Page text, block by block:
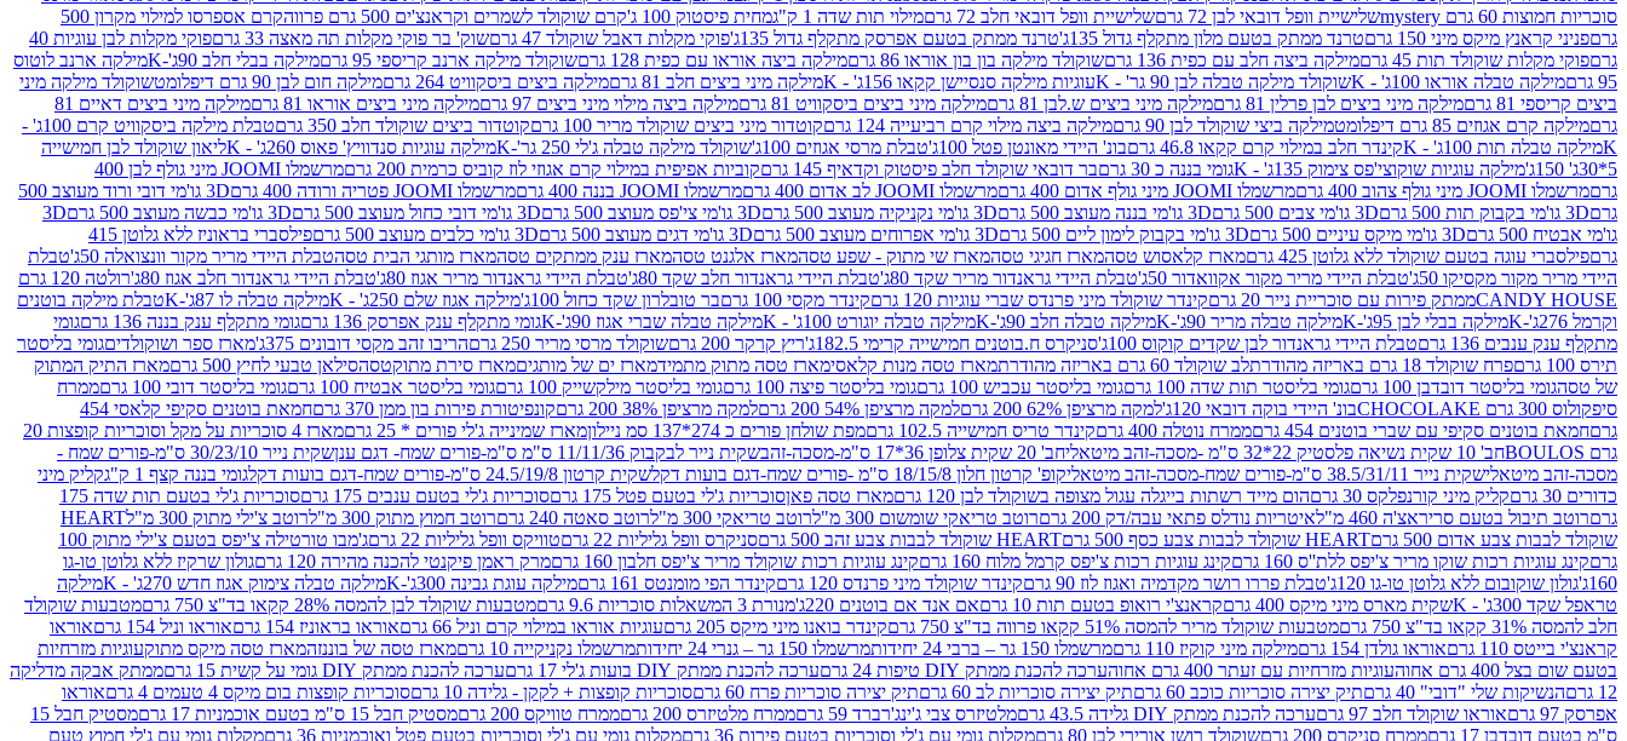
סוכריות חמוצות 60 גרם mystery
שלישיית וופל דובאי לבן 72 גרם שלישיית וופל דובאי חלב 72 גרם מילוי תות שדה 1 ק"ג מחית פיסטוק 100 ג' קרם שוקולד לשמרים וקראנצ'ים 500 גרם פרווה
קרם אספרסו למילוי מקרון 500
גרםפניני קראנץ מיקס מיני 150 גרם טרנד ממתק בטעם מלון מתקלף גדול 135ג' טרנד ממתק בטעם אפרסק מתקלף גדול 135ג' פוקי מקלות דאבל שוקולד 47 גרם שוק' בר פוקי מקלות תה מאצה 33 גרם
פוקי מקלות לבן עוגיות 40
גרםפוקי מקלות שוקולד תות 45 גרם מילקה ביצה חלב עם כפית 136 גרם שוקולד מילקה בון בון אוראו 86 גרם מילקה ביצה אוראו עם כפית 128 גרם שוקולד מילקה ארנב קריספי 95 גרם מילקה בבלי חלב 90ג'-K
מילקה ארנב לוטוס
95 גרם
מילקה טבלה אוראו 100ג' - K שוקולד מילקה טבלה לבן 90 גר' - K עוגיות מילקה סנסיישן קקאו 156ג' - K מילקה מיני ביצים חלב 81 גרם מילקה ביצים ביסקוויט 264 גרם מילקה חום לבן 90 גרם דיפלומט
שוקולד מילקה מיני
ביצים קריספי 81 גרם
מילקה מיני ביצים לבן פרלין 81 גרם מילקה מיני ביצים ש.לבן 81 גרם מילקה מיני ביצים ביסקוויט 81 גרם מילקה ביצה מילוי מיני ביצים 97 גרם מילקה מיני ביצים אוראו 81 גרם
מילקה מיני ביצים דאיים 81
גרםמילקה קרם אגוזים 85 גרם דיפלומט מילקה ביצי שוקולד לבן 90 גרם מילקה ביצה מילוי קרם רביעייה 124 גרם קוטדור מיני ביצים שוקולד מריר 100 גרם קוטדור ביצים שוקולד חלב 350 גרם
טבלת מילקה ביסקוויט קרם 100ג' -
Kמילקה טבלה תות 100ג' - K קינדר חלב במילוי קרם קקאו 46.8 גרם בונ' היידי מאונטן פטל 100ג' טבלת מרסי אגוזים 100ג' שוקולד מילקה טבלה ג'לי 250 גר'-K מילקה עוגיות סנדוויץ' פאוס 260ג' - K
ליאון שוקולד לבן חמישייה
5*30ג' 150ג'
מילקה עוגיות שוקוצי'פס צימוק 135ג' - K גומי בננה כ 30 גרם בר דובאי שוקולד חלב פיסטוק וקדאיף 145 גרם קוביות אפיפית במילוי קרם אגוזי לוז קוביס כרמית 200 גרם
מרשמלו JOOMI מיני גולף לבן 400
גרםמרשמלו JOOMI מיני גולף צהוב 400 גרם מרשמלו JOOMI מיני גולף אדום 400 גרם מרשמלו JOOMI לב אדום 400 גרם מרשמלו JOOMI בננה 400 גרם מרשמלו JOOMI פטריה ורודה 400 גרם
3D גו'מי דובי ורוד מעוצב 500
גרם3D גו'מי בקבוק תות 500 גרם 3D גו'מי צבים 500 גרם 3D גו'מי בננה מעוצב 500 גרם 3D גו'מי נקניקיה מעוצב 500 גרם 3D גו'מי צי'פס מעוצב 500 גרם 3D גו'מי דובי כחול מעוצב 500 גרם 3D גו'מי כבשה מעוצב 500 גרם
3D
גו'מי אבטיח 500 גרם
3D גו'מי מיקס עיניים 500 גרם 3D גו'מי בקבוק לימון ליים 500 גרם 3D גו'מי אפרוחים מעוצב 500 גרם 3D גו'מי דגים מעוצב 500 גרם 3D גו'מי כלבים מעוצב 500 גרם
פילסברי בראוניז ללא גלוטן 415
גרםפילסברי עוגה בטעם שוקולד ללא גלוטן 425 גרם מארז קלאסוש טסהמארז חגיגי טסהמארז שי מתוק - שפע טסהמארז אלגנט טסהמארז ענק ממתקים טסהמארז מותגי הבית טסהטבלת היידי מריר מקור וונצואלה 50ג'
טבלת
היידי מריר מקור מקסיקו 50ג'
טבלת היידי מריר מקור אקוואדור 50ג' טבלת היידי גראנדור מריר שקד 80ג' טבלת היידי גראנדור חלב שקד 80ג' טבלת היידי גראנדור מריר אגוז 80ג' טבלת היידי גראנדור חלב אגוז 80ג'
רולטה 120 גרם
CANDY HOUSEממתק פירות עם סוכריית נייר 20 גרם קינדר שוקולד מיני פרנדס שברי עוגיות 120 גרם קינדר מקסי 100 גרם בר טובלרון שקד כחול 100ג' מילקה אגוז שלם 250ג' - K מילקה טבלה לו 87ג'-K
טבלת מילקה בוטנים
וקרמל 276ג'-K
מילקה בבלי לבן 95ג'-K מילקה טבלה מריר 90ג'-K מילקה טבלה חלב 90ג'-K מילקה טבלה יוגורט 100ג' - K מילקה טבלה שברי אגוז 90ג'-K גומי מתקלף ענק אפרסק 136 גרם גומי מתקלף ענק בננה 136 גרם
גומי
מתקלף ענק ענבים 136 גרם
טבלת היידי גראנדור לבן שקדים קוקוס 100ג' סניקרס ח.בוטנים חמישייה קרימי 182.5ג' ריץ קרקר 200 גרם שוקולד מרסי מריר 250 גרם הריבו זהב מקסי דובונים 375ג' מארז ספר ושוקולדיםגומי בליסטר
תירס 100 גרם
פרח שוקולד 18 גרם באריזה מהודרת לב שוקולד 60 גרם באריזה מהודרת מארז טסה מנות קלאסימארז טסה מתוק מתמידמארז ים של מותגיםמארז סירת מתוקטסהסילאן טבעי לחיץ 500 גרם
מארז התיק המתוק
של טסהגומי בליסטר דובדבן 100 גרם גומי בליסטר תות שדה 100 גרם גומי בליסטר עכביש 100 גרם גומי בליסטר פיצה 100 גרם גומי בליסטר מילקשייק 100 גרם גומי בליסטר אבטיח 100 גרם גומי בליסטר דובי 100 גרם
ממרח
סיפקולוס 300 גרם CHOCOLAKE
בונ' היידי בוקה דובאי 120ג' למקה מרציפן 62% 200 גרם למקה מרציפן 54% 200 גרם למקה מרציפן 38% 200 גרם קונפיטורת פירות בון ממן 370 גרם
חמאת בוטנים סקיפי קלאסי 454
גרםחמאת בוטנים סקיפי עם שברי בוטנים 454 גרם ממרח נוטלה 400 גרם קינדר טריס חמישייה 102.5 גרם מפת שולחן פורים כ 274*137 סמ ניילון מארז שמינייה ג'לי פורים * 25 גרם
מארז 4 סוכריות על מקל וסוכריות קופצות 20
גרם BOULOS
חב' 10 שקית נשיאה פלסטיק 22*32 ס"מ -מסכה-זהב מיטאלי חב' 20 שקית צלופן 36*17 ס"מ-מסכה-זהב שקית נייר לבקבוק 11/11/36 ס"מ ס"מ-פורים שמח- דגם ענן
שקית נייר 30/23/10 ס"מ-פורים שמח -
מסכה-זהב מיטאלישקית נייר 38.5/31/11 ס"מ-פורים שמח-מסכה-זהב מיטאלי קופ' קרטון חלון 18/15/8 ס"מ -פורים שמח-דגם בועות דקל שקית קרטון 24.5/19/8 ס"מ-פורים שמח-דגם בועות דקל גומי בננה קצף 1 ק"ג
קליק מיני
כדורים 30 גרם
קליק מיני קורנפלקס 30 גרם הום מייד רשתות בייגלה עגול מצופה בשוקולד לבן 120 גרם מארז טסה פאןסוכריות ג'לי בטעם פטל 175 גרם סוכריות ג'לי בטעם ענבים 175 גרם
סוכריות ג'לי בטעם תות שדה 175
גרםרוטב תיבול בטעם סריראצ'ה 460 מ"ל איטריות נודלס פתאי עבה/דק 200 גרם רוטב טריאקי שומשום 300 מ"ל רוטב טריאקי 300 מ"ל רוטב סאטה 240 גרם רוטב חמוץ מתוק 300 מ"ל רוטב צ'ילי מתוק 300 מ"ל
HEART
שוקולד לבבות צבע אדום 500 גרם
HEART שוקולד לבבות צבע כסף 500 גרם HEART שוקולד לבבות צבע זהב 500 גרם סניקרס וופל גליליות 22 גרם טוויקס וופל גליליות 22 גרם
ג'מבו טורטילה צ'יפס בטעם צ'ילי מתוק 100
גרםקינג עוגיות רכות שוקו מריר צ'יפס ללת''ס 160 גרם קינג עוגיות רכות צ'יפס קרמל מלוח 160 גרם קינג עוגיות רכות שוקולד מריר צ'יפס חלבון 160 גרם מרק ראמן פיקנטי להכנה מהירה 120 גרם
גולון שרקיז ללא גלוטן טו-גו
160ג' גולון שוקובום ללא גלוטן טו-גו 120ג' טבלת פררו רושר מקדמיה ואגוז לוז 90 גרם קינדר שוקולד מיני פרנדס 120 גרם קינדר הפי מומנטס 161 גרם מילקה עוגת גבינה 300ג'-K מילקה טבלה צימוק אגוז חדש 270ג' - K
מילקה
טראפל שקד 300ג' - K
שקית מארס מיני מיקס 400 גרם קראנצ'י רואופ בטעם תות 10 גרם אם אנד אם בוטנים 220ג' מנורת 3 המשאלות סוכריות 9.6 גרם מטבעות שוקולד לבן להמסה 28% קקאו בד"צ 750 גרם
מטבעות שוקולד
חלב להמסה 31% קקאו בד"צ 750 גרם
מטבעות שוקולד מריר להמסה 51% קקאו פרווה בד"צ 750 גרם קינדר בואנו מיני מיקס 205 גרם עוגיות אוראו במילוי קרם וניל 66 גרם אוראו בראוניז 154 גרם אוראו וניל 154 גרם
אוראו
קראנצ'י בייטס 110 גרם
אוראו גולדן 154 גרם מילקה מיני קוקיז 110 גרם מרשמלו 150 גר – ברבי 24 יחידות מרשמלו 150 גר – גנרי 24 יחידות מרשמלו נקניקייה 10 גרם מארז טסה של בוננזהמארז טסה מיקס מתוקעוגיות מזרחיות
בטעם שום בצל 400 גרם אחוה
עוגיות מזרחיות עם זעתר 400 גרם אחוה ערכה להכנת ממתק DIY טיפות 24 גרם ערכה להכנת ממתק DIY בועות ג'לי 17 גרם ערכה להכנת ממתק DIY גומי על קשית 15 גרם
ממתק אבקה מדליקה
12 גרם
הנשיקות שלי "דובי" 40 גרם תיק יצירה סוכריות כוכב 60 גרם תיק יצירה סוכריות לב 60 גרם תיק יצירה סוכריות פרח 60 גרם סוכריות קופצות + לקקן - גלידה 10 גרם סוכריות קופצות בום מיקס 4 טעמים 4 גרם
אוראו
אפרסק 97 גרם
אוראו שוקולד חלב 97 גרם ערכה להכנת ממתק DIY גלידה 43.5 גרם מלטיזרס צבי ג'ינג'רברד 59 גרם ממרח מלטיזרס 200 גרם ממרח טוויקס 200 גרם מסטיק חבל 15 ס"מ בטעם אוכמניות 17 גרם
מסטיק חבל 15
ס"מ בטעם דובדבן 17 גרם
ממרח סניקרס 200 גרם שוקולד רושן אורירי לבן 80 גרם מקלות גומי עם ג'לי וסוכריות בטעם פירות 36 גרם מקלות גומי עם ג'לי וסוכריות בטעם פטל ואוכמניות 36 גרם
מקלות גומי עם ג'לי חמוץ טעם